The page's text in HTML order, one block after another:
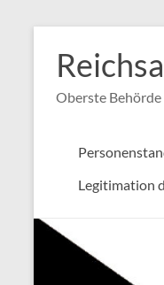
Inhalt
springen
Oberste Behörde
Legitimation